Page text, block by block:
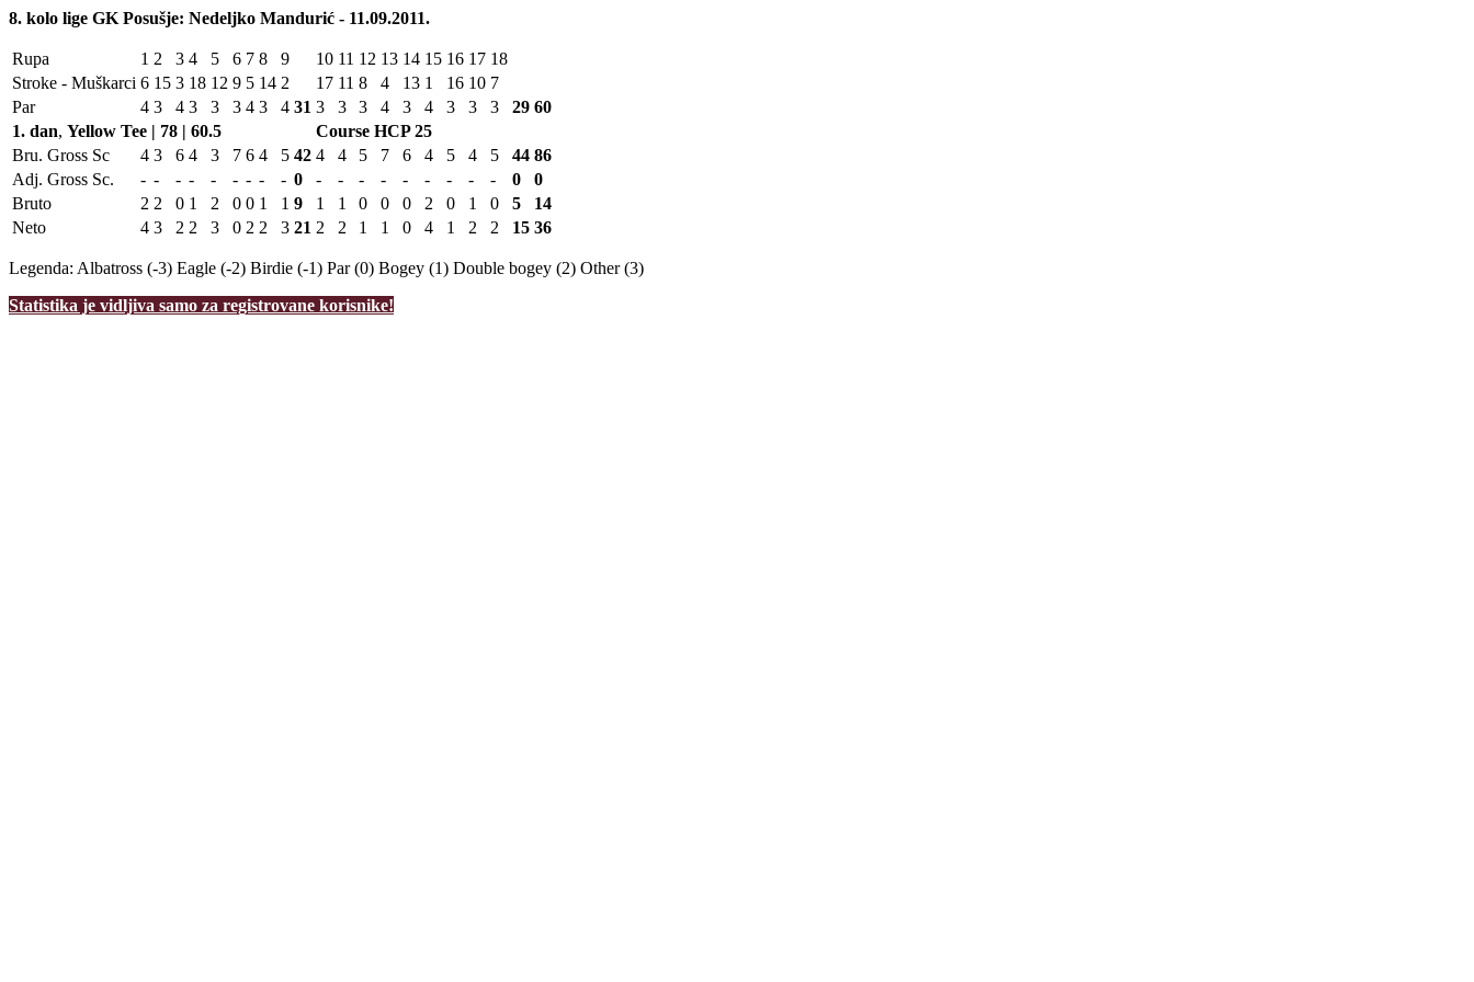
8. kolo lige GK Posušje: Nedeljko Mandurić - 11.09.2011.
Rupa 1 2 3 4 5 6 7 8 9 10 11 12 13 14 15 16 17 18
Stroke - Muškarci 6 15 3 18 12 9 5 14 2 17 11 8 4 13 1 16 10 7
Par
4 3 4 3 3 3 4 3 4 31 3 3 3 4 3 4 3 3 3 29 60
1. dan, Yellow Tee | 78 | 60.5 Course HCP25
Bru. Gross Sc
4 3 6 4 3 7 6 4 5 42 4 4 5 7 6 4 5 4 5 44 86
Adj. Gross Sc.
- - - - - - - - - 0 - - - - - - - - - 0
0
Bruto
2 2 0 1 2 0 0 1 1 9 1 1 0 0 0 2 0 1 0 5
14
Neto
4 3 2 2 3 0 2 2 3 21 2 2 1 1 0 4 1 2 2 15 36
Legenda: Albatross (-3) Eagle (-2) Birdie (-1) Par (0) Bogey (1) Double bogey (2) Other (3)
Statistika je vidljiva samo za registrovane korisnike!